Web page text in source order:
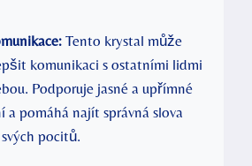
Tento krystal může
komunikaci s ostatními lidmi
Podporuje jasné a upřímné
a pomáhá najít správná slova
pocitů.